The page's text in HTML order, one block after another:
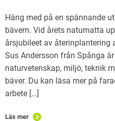
Häng med på en spännande
bävern. Vid årets naturnatta
årsjubileet av återinplantering
Sus Andersson från Spånga
naturvetenskap, miljö, teknik
bäver. Du kan läsa mer på
arbete […]
Läs mer